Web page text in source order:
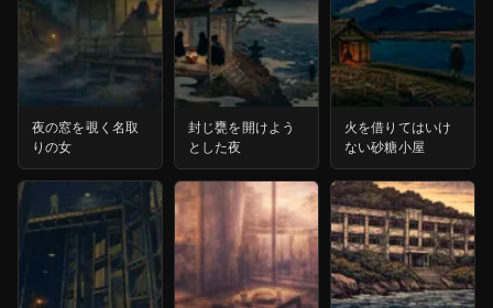
夜の窓を覗く名取
りの女
封じ甕を開けよう
とした夜
火を借りてはいけ
ない砂糖小屋